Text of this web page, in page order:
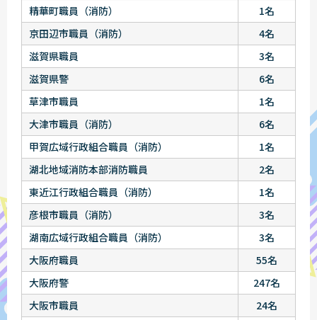
精華町職員（消防）
1名
京田辺市職員（消防）
4名
滋賀県職員
3名
滋賀県警
6名
草津市職員
1名
大津市職員（消防）
6名
甲賀広域行政組合職員（消防）
1名
湖北地域消防本部消防職員
2名
東近江行政組合職員（消防）
1名
彦根市職員（消防）
3名
湖南広域行政組合職員（消防）
3名
大阪府職員
55名
大阪府警
247名
大阪市職員
24名